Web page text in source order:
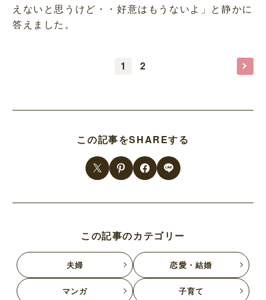
えないと思うけど・・好意はもうないよ」と静かに
答えました。
1 2
この記事をSHAREする
この記事のカテゴリー
夫婦 恋愛・結婚
マンガ 子育て